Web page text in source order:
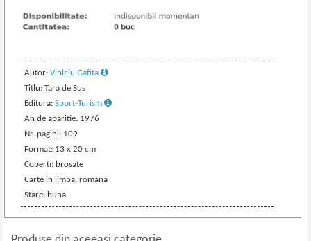
Autor:Viniciu Gafita
Titlu: Tara de Sus
Editura:Sport-Turism
An de aparitie: 1976
Nr. pagini: 109
Format: 13 x 20 cm
Coperti: brosate
Carte in limba: romana
Stare: buna